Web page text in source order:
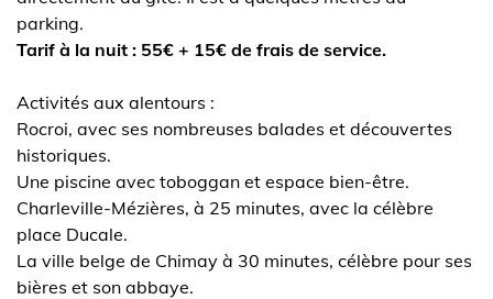
parking.
Tarif à la nuit : 55€ + 15€ de frais de service.
Activités aux alentours :
Rocroi, avec ses nombreuses balades et découvertes
historiques.
Une piscine avec toboggan et espace bien-être.
Charleville-Mézières, à 25 minutes, avec la célèbre
place Ducale.
La ville belge de Chimay à 30 minutes, célèbre pour ses
bières et son abbaye.